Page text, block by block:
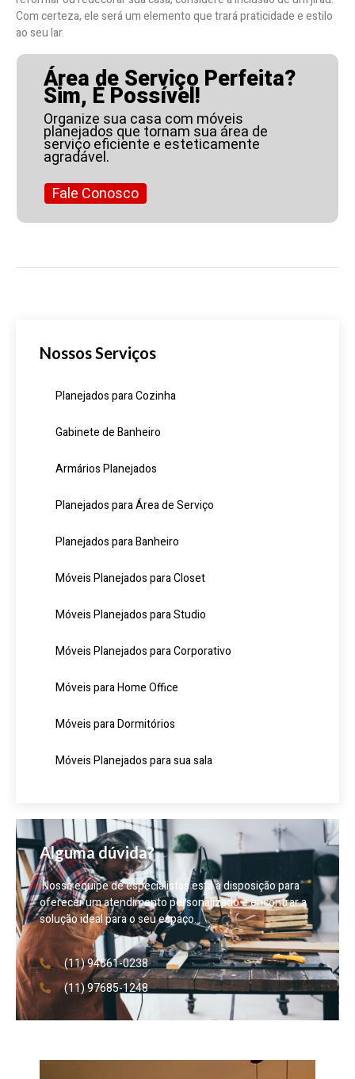
Com certeza, ele será um elemento que trará praticidade e estilo
ao seu lar.
Área de Serviço Perfeita?
Sim, É Possível!
Organize sua casa com móveis
planejados que tornam sua área de
serviço eficiente e esteticamente
agradável.
Fale Conosco
Nossos Serviços
Planejados para Cozinha
Gabinete de Banheiro
Armários Planejados
Planejados para Área de Serviço
Planejados para Banheiro
Móveis Planejados para Closet
Móveis Planejados para Studio
Móveis Planejados para Corporativo
Móveis para Home Office
Móveis para Dormitórios
Móveis Planejados para sua sala
Alguma dúvida?
Nossa equipe de especialistas está à disposição para
oferecer um atendimento personalizado e encontrar a
solução ideal para o seu espaço.
(11) 94661-0238
(11) 97685-1248